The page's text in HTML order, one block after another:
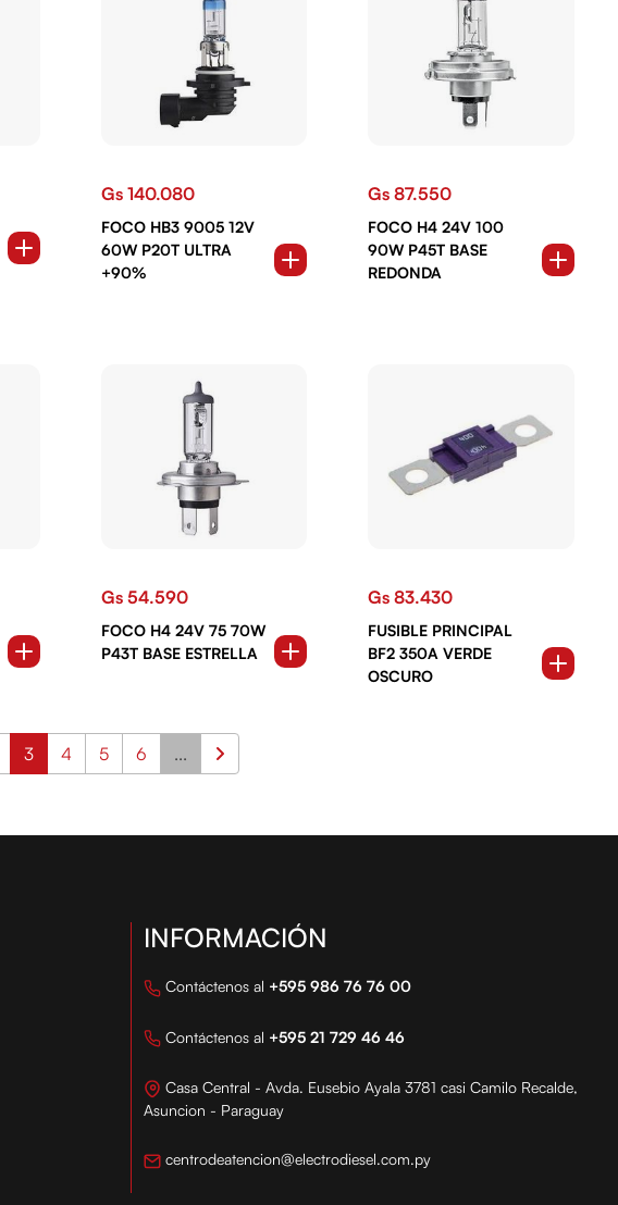
Gs 140.080
FOCO HB3 9005 12V
60W P20T ULTRA
+90%
Gs 87.550
FOCO H4 24V 100
90W P45T BASE
REDONDA
Gs 54.590
FOCO H4 24V 75 70W
P43T BASE ESTRELLA
Gs 83.430
FUSIBLE PRINCIPAL
BF2 350A VERDE
OSCURO
3 4 5 6 ...
INFORMACIÓN
Contáctenos al +595 986 76 76 00
Contáctenos al +595 21 729 46 46
Casa Central - Avda. Eusebio Ayala 3781 casi Camilo Recalde,
Asuncion - Paraguay
centrodeatencion@electrodiesel.com.py